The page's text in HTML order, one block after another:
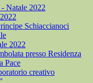
Natale 2022
Schiaccianoci
2022
presso Residenza
Pace
creativo